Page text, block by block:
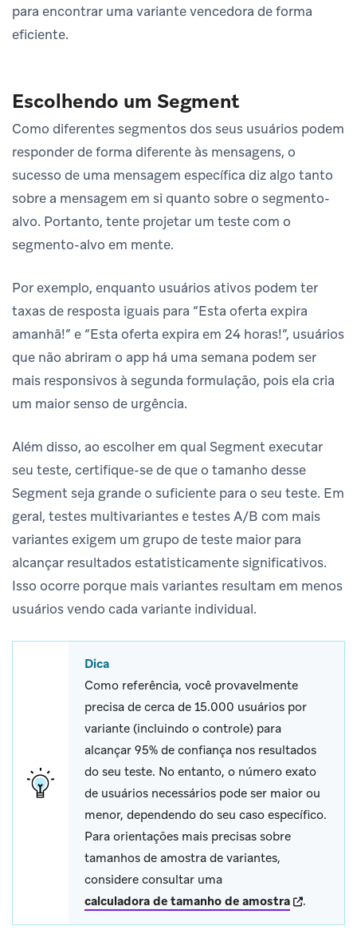
para encontrar uma variante vencedora de forma
eficiente.
Escolhendo um Segment
Como diferentes segmentos dos seus usuários podem
responder de forma diferente às mensagens, o
sucesso de uma mensagem específica diz algo tanto
sobre a mensagem em si quanto sobre o segmento-
alvo. Portanto, tente projetar um teste com o
segmento-alvo em mente.
Por exemplo, enquanto usuários ativos podem ter
taxas de resposta iguais para “Esta oferta expira
amanhã!” e “Esta oferta expira em 24 horas!”, usuários
que não abriram o app há uma semana podem ser
mais responsivos à segunda formulação, pois ela cria
um maior senso de urgência.
Além disso, ao escolher em qual Segment executar
seu teste, certifique-se de que o tamanho desse
Segment seja grande o suficiente para o seu teste. Em
geral, testes multivariantes e testes A/B com mais
variantes exigem um grupo de teste maior para
alcançar resultados estatisticamente significativos.
Isso ocorre porque mais variantes resultam em menos
usuários vendo cada variante individual.
Dica
Como referência, você provavelmente
precisa de cerca de 15.000 usuários por
variante (incluindo o controle) para
alcançar 95% de confiança nos resultados
do seu teste. No entanto, o número exato
de usuários necessários pode ser maior ou
menor, dependendo do seu caso específico.
Para orientações mais precisas sobre
tamanhos de amostra de variantes,
considere consultar uma
calculadora de tamanho de amostra(opens in
.